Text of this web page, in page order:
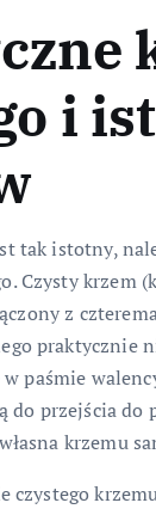
i
tak istotny,
Czysty krzem
z
praktycznie
paśmie
do przejścia
krzemu
czystego